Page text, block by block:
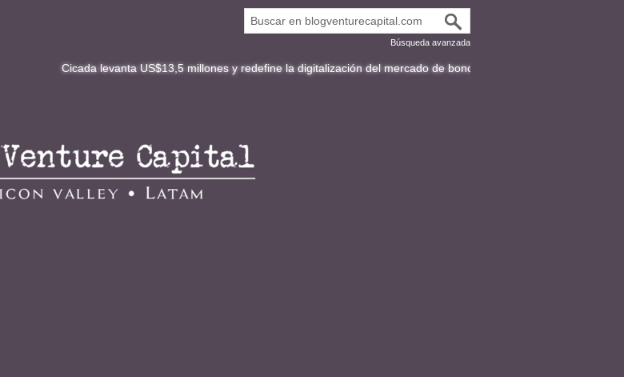
Búsqueda avanzada
Cicada levanta US$13,5 millones y redefine la digitalización del mercado de bonos en Latinoamérica